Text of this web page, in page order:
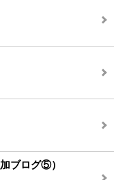
ブログ⑤）